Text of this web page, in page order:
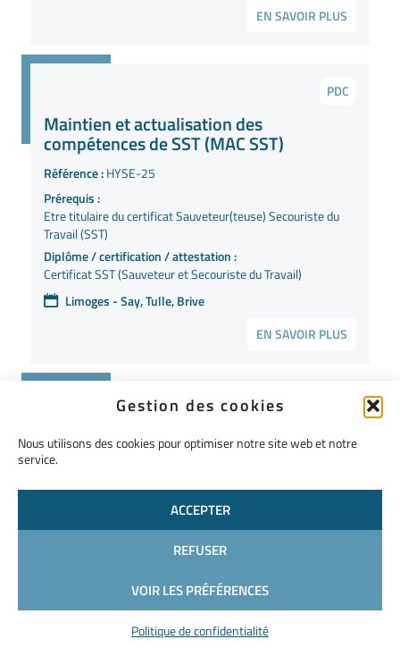
Gestion des cookies
Nous utilisons des cookies pour optimiser notre site web et notre
service.
ACCEPTER
REFUSER
VOIR LES PRÉFÉRENCES
Politique de confidentialité
EN SAVOIR PLUS
PDC
Maintien et actualisation des
compétences de SST (MAC SST)
Référence :HYSE-25
Prérequis :
Etre titulaire du certificat Sauveteur(teuse) Secouriste du
Travail (SST)
Diplôme / certification / attestation :
Certificat SST (Sauveteur et Secouriste du Travail)
Limoges - Say, Tulle, Brive
EN SAVOIR PLUS
Recyclage Habilitation Electrique B0
exécutant(e) ou B0 chargé(e) de chantier
Référence :HYSE-21
Être titulaire du titre d'habilitation initiale
Diplôme / certification / attestation :
Limoges - Say, Tulle, Brive
EN SAVOIR PLUS